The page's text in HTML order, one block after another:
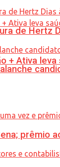
+ Ativa
de Hertz
prêmio